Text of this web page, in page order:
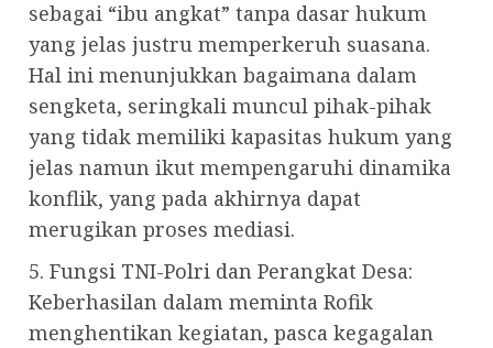
sebagai “ibu angkat” tanpa dasar hukum
yang jelas justru memperkeruh suasana.
Hal ini menunjukkan bagaimana dalam
sengketa, seringkali muncul pihak-pihak
yang tidak memiliki kapasitas hukum yang
jelas namun ikut mempengaruhi dinamika
konflik, yang pada akhirnya dapat
merugikan proses mediasi.
5. Fungsi TNI-Polri dan Perangkat Desa:
Keberhasilan dalam meminta Rofik
menghentikan kegiatan, pasca kegagalan